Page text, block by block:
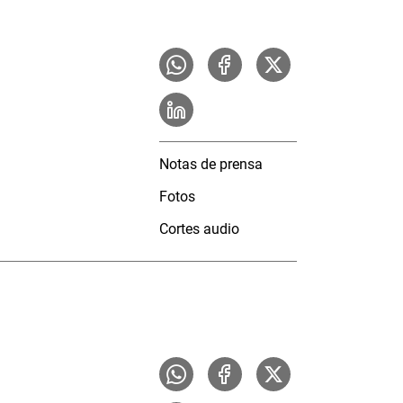
Notas de prensa
Fotos
Cortes audio